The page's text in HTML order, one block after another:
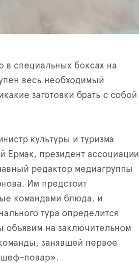
в специальных боксах на
весь необходимый
заготовки брать с собой
культуры и туризма
Ермак, президент ассоциации
редактор медиагруппы
Им предстоит
командами блюда, и
тура определится
объявим на заключительном
занявшей первое
шеф-повар».